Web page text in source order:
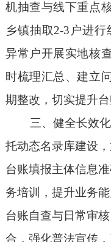
机抽查与线下重点
乡镇抽取2-3户进行
异常户开展实地核
时梳理汇总、建立
期整改，切实提升台
三、健全长效化
托动态名录库建设
台账填报主体信息
务培训，提升业务
台账自查与日常审
合，强化普法宣传